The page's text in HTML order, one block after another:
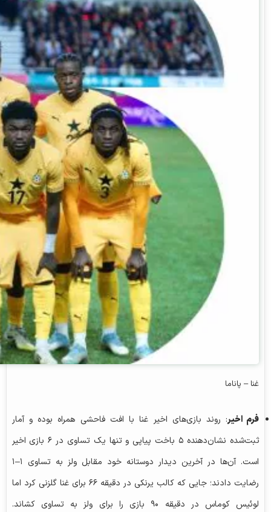
غنا – پاناما
فرم اخیر: روند بازی‌های اخیر غنا با افت فاحشی همراه بوده و آمار
ثبت‌شده نشان‌دهنده ۵ باخت پیاپی و تنها یک تساوی در ۶ بازی اخیر
است. آن‌ها در آخرین دیدار دوستانه خود مقابل ولز به تساوی ۱–۱
رضایت دادند؛ جایی که کالب یرنکی در دقیقه ۶۶ برای غنا گلزنی کرد اما
لوئیس کوماس در دقیقه ۹۰ بازی را برای ولز به تساوی کشاند.